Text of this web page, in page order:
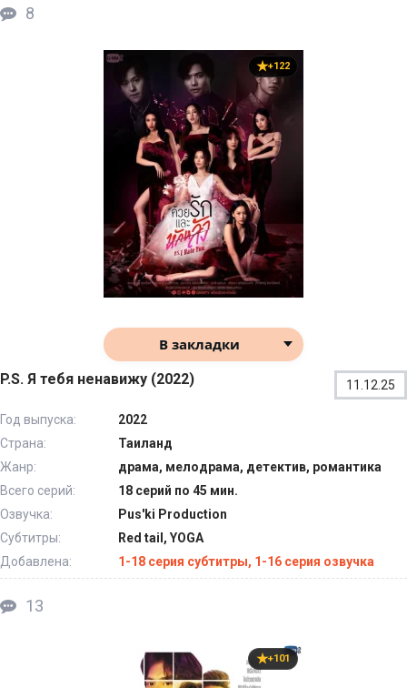
8
+122
В закладки
P.S. Я тебя ненавижу (2022) 11.12.25
Год выпуска:
2022
Страна:
Таиланд
Жанр:
драма, мелодрама, детектив, романтика
Всего серий:
18 серий по 45 мин.
Озвучка:
Pus'ki Production
Субтитры:
Red tail, YOGA
Добавлена:
1-18 серия субтитры, 1-16 серия озвучка
13
+101